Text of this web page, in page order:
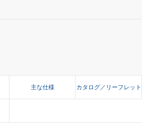
主な仕様 カタログ／リーフレット